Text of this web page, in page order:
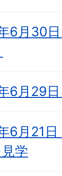
6月30
6月29
6月21
学